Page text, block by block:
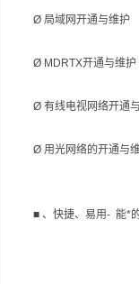
Ø 局域网开通与维护
Ø MDRTX开通与维护
Ø 有线电视网络开通
Ø 用光网络的开通与
■ 、快捷、易用- 能*